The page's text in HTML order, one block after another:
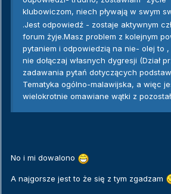
klubowiczom, niech pływają w swym
.Jest odpowiedź - zostaje aktywnym
forum żyje.Masz problem z kolejnym
pytaniem i odpowiedzią na nie- olej to
nie dołączaj własnych dygresji (Dział
zadawania pytań dotyczących
Tematyka ogólno-malawijska, a więc
wielokrotnie omawiane wątki z
No i mi dowalono
A najgorsze jest to że się z tym zgadzam